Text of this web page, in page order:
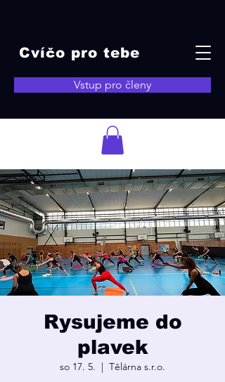
Cvíčo pro tebe
Vstup pro členy
Rysujeme do
plavek
so 17. 5.
  |
Tělárna s.r.o.